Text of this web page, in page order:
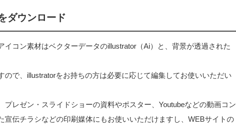
ダウンロード
イコン素材はベクターデータのillustrator（Ai）と、背景が透過された
ので、illustratorをお持ちの方は必要に応じて編集してお使いいただい
レゼン・スライドショーの資料やポスター、Youtubeなどの動画コン
宣伝チラシなどの印刷媒体にもお使いいただけますし、WEBサイトの